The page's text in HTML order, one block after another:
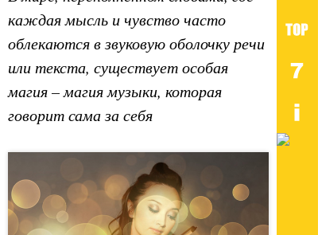
каждая мысль и чувство часто
облекаются в звуковую оболочку речи
или текста, существует особая
магия – магия музыки, которая
говорит сама за себя